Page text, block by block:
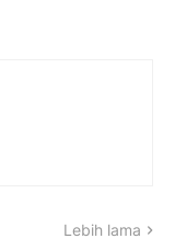
Lebih lama